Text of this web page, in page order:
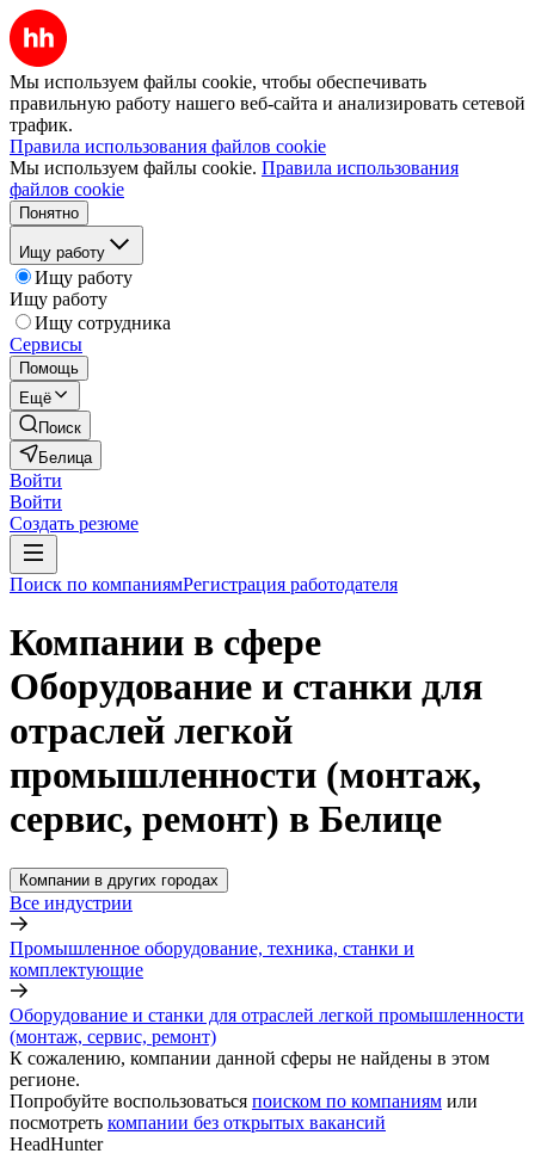
Мы используем файлы cookie, чтобы обеспечивать
правильную работу нашего веб-сайта и анализировать сетевой
трафик.
Правила использования файлов cookie
Мы используем файлы cookie. Правила использования
файлов cookie
Понятно
Ищу работу
Ищу работу
Ищу работу
Ищу сотрудника
Сервисы
Помощь
Ещё
Поиск
Белица
Войти
Войти
Создать резюме
Поиск по компаниямРегистрация работодателя
Компании в сфере
Оборудование и станки для
отраслей легкой
промышленности (монтаж,
сервис, ремонт) в Белице
Компании в других городах
Все индустрии
Промышленное оборудование, техника, станки и
комплектующие
Оборудование и станки для отраслей легкой промышленности
(монтаж, сервис, ремонт)
К сожалению, компании данной сферы не найдены в этом
регионе.
Попробуйте воспользоваться поиском по компаниям или
посмотреть компании без открытых вакансий
HeadHunter